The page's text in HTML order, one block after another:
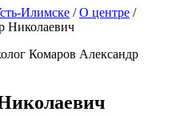
Илимске /О центре /
Николаевич